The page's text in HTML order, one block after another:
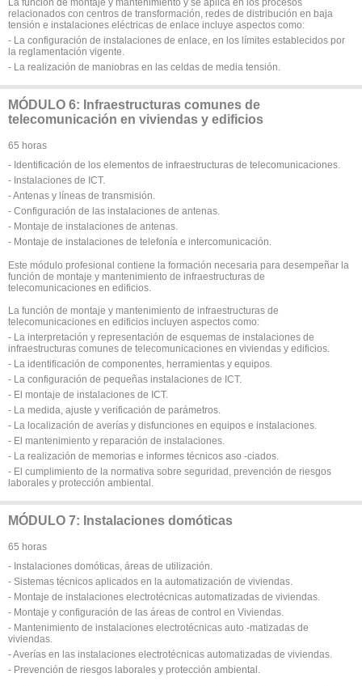
relacionados con centros de transformación, redes de distribución en baja
tensión e instalaciones eléctricas de enlace incluye aspectos como:
- La configuración de instalaciones de enlace, en los límites establecidos por
la reglamentación vigente.
- La realización de maniobras en las celdas de media tensión.
MÓDULO 6: Infraestructuras comunes de
telecomunicación en viviendas y edificios
65 horas
- Identificación de los elementos de infraestructuras de telecomunicaciones.
- Instalaciones de ICT.
- Antenas y líneas de transmisión.
- Configuración de las instalaciones de antenas.
- Montaje de instalaciones de antenas.
- Montaje de instalaciones de telefonía e intercomunicación.
Este módulo profesional contiene la formación necesaria para desempeñar la
función de montaje y mantenimiento de infraestructuras de
telecomunicaciones en edificios.
La función de montaje y mantenimiento de infraestructuras de
telecomunicaciones en edificios incluyen aspectos como:
- La interpretación y representación de esquemas de instalaciones de
infraestructuras comunes de telecomunicaciones en viviendas y edificios.
- La identificación de componentes, herramientas y equipos.
- La configuración de pequeñas instalaciones de ICT.
- El montaje de instalaciones de ICT.
- La medida, ajuste y verificación de parámetros.
- La localización de averías y disfunciones en equipos e instalaciones.
- El mantenimiento y reparación de instalaciones.
- La realización de memorias e informes técnicos aso -ciados.
- El cumplimiento de la normativa sobre seguridad, prevención de riesgos
laborales y protección ambiental.
MÓDULO 7: Instalaciones domóticas
65 horas
- Instalaciones domóticas, áreas de utilización.
- Sistemas técnicos aplicados en la automatización de viviendas.
- Montaje de instalaciones electrotécnicas automatizadas de viviendas.
- Montaje y configuración de las áreas de control en Viviendas.
- Mantenimiento de instalaciones electrotécnicas auto -matizadas de
viviendas.
- Averías en las instalaciones electrotécnicas automatizadas de viviendas.
- Prevención de riesgos laborales y protección ambiental.